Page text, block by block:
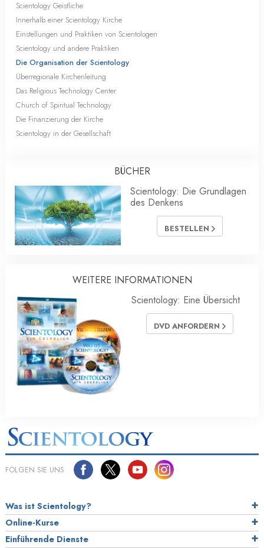
Scientology Geistliche
Innerhalb einer Scientology Kirche
Einstellungen und Praktiken von Scientologen
Scientology und andere Praktiken
Die Organisation der Scientology
Überregionale Kirchenleitung
Das Religious Technology Center
Church of Spiritual Technology
Die Finanzierung der Kirche
Scientology in der Gesellschaft
BÜCHER
Scientology: Die Grundlagen
des Denkens
BESTELLEN
WEITERE INFORMATIONEN
Scientology: Eine Übersicht
DVD ANFORDERN
FOLGEN SIE UNS
Was ist Scientology?
Online-Kurse
Einführende Dienste